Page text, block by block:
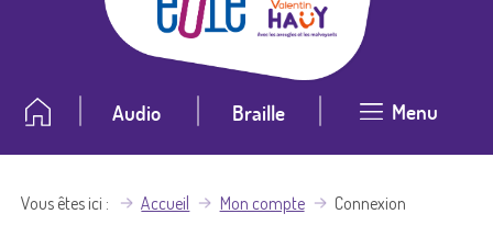
Audio Braille Menu
Vous êtes ici Accueil Mon compte Connexion